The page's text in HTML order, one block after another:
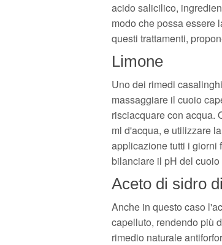
acido salicilico,
modo che possa essere
questi trattamenti,
Limone
Uno dei rimedi
massaggiare il cuoio
risciacquare con acqua.
ml d'acqua, e utilizzare
applicazione tutti i giorni
bilanciare il pH del
Aceto di sidro
Anche in questo caso
capelluto, rendendo più
rimedio naturale